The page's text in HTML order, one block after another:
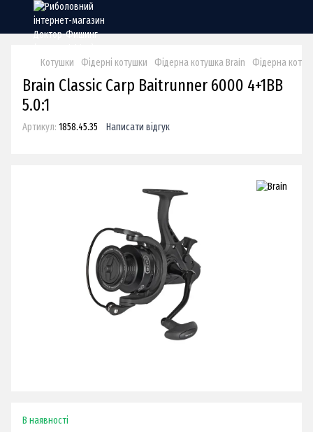
Котушки Фідерні котушки Фідерна котушка Brain Фідерна
Brain Classic Carp Baitrunner 6000 4+1BB
5.0:1
Артикул: 1858.45.35 Написати відгук
В наявності